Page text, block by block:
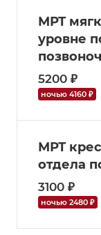
МРТ
уровне
5200 ₽
ночью 4160 ₽
МРТ
отдела
3100 ₽
ночью 2480 ₽